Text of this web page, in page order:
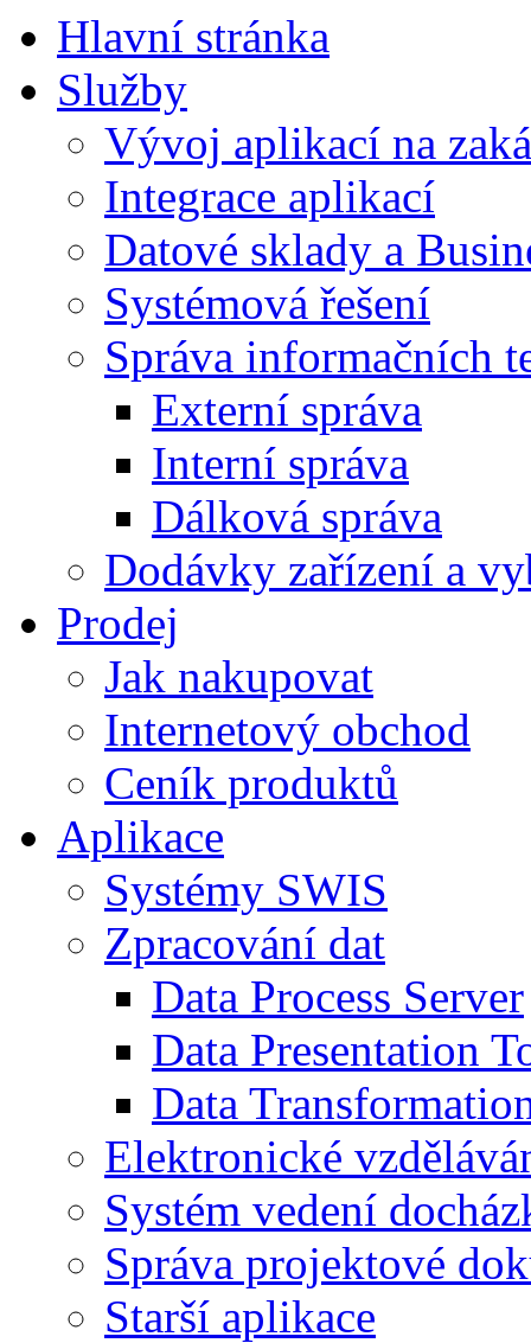
Hlavní stránka
Služby
Vývoj aplikací na
Integrace aplikací
Datové sklady a
Systémová řešení
Správa informačních
Externí správa
Interní správa
Dálková správa
Dodávky zařízení a
Prodej
Jak nakupovat
Internetový obchod
Ceník produktů
Aplikace
Systémy SWIS
Zpracování dat
Data Process Server
Data Presentation
Data
Elektronické
Systém vedení
Správa projektové
Starší aplikace